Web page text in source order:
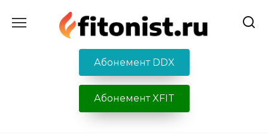
содержанию
Абонемент DDX
Абонемент XFIT